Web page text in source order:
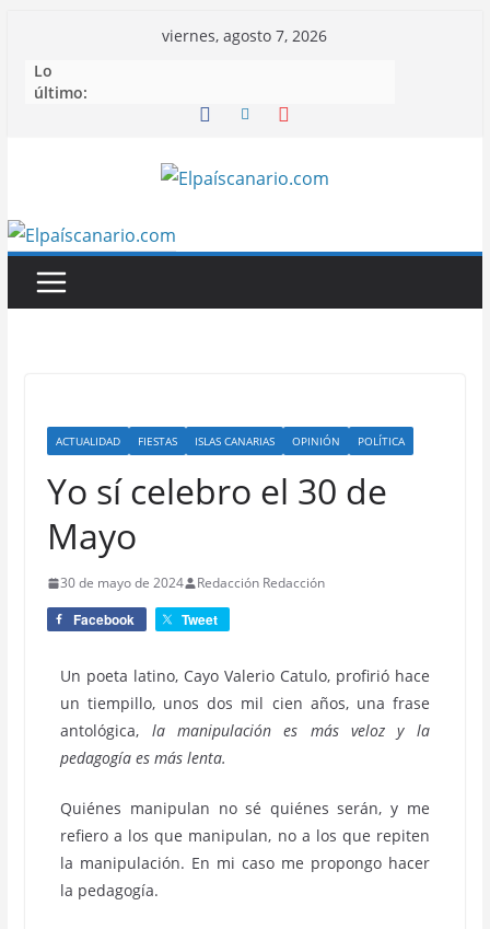
contenido
viernes, agosto 7, 2026
Lo
último:
ACTUALIDAD FIESTAS ISLAS CANARIAS OPINIÓN POLÍTICA
Yo sí celebro el 30 de
Mayo
30 de mayo de 2024 Redacción Redacción
Facebook Tweet
Un poeta latino, Cayo Valerio Catulo, profirió hace
un tiempillo, unos dos mil cien años, una frase
antológica, la manipulación es más veloz y la
pedagogía es más lenta.
Quiénes manipulan no sé quiénes serán, y me
refiero a los que manipulan, no a los que repiten
la manipulación. En mi caso me propongo hacer
la pedagogía.